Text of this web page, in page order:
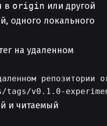
в origin или другой
одного локального
на удаленном
репозитории
и читаемый